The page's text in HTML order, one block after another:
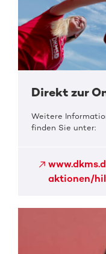
Direkt zur
Weitere
finden Sie unter:
aktionen/